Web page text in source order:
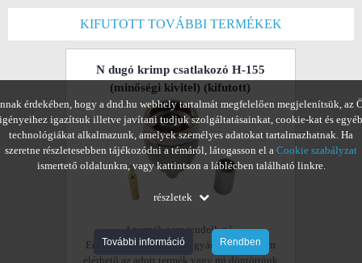
KIFUTOTT TOVÁBBI TERMÉKEK
N dugó krimp csatlakozó H-155
(minőségi kivitel) (kifutott)
A termék nem rendelhető.
Ennek oka, hogy vagy a gyártónál már nem
elérhető az adott termék vagy mi döntöttünk
érdekében, hogy a dnd.hu webhely tartalmát megfelelően megjelenítsük, az
igényeihez igazítsuk illetve javítani tudjuk szolgáltatásainkat, cookie-kat és egyéb
technológiákat alkalmazunk, amelyek személyes adatokat tartalmazhatnak. Ha
szeretne részletesebben tájékozódni a témáról, látogasson el a Cookie szabályzat
ismertető oldalunkra, vagy kattintson a láblécben található linkre.
részletek
További információ Rendben